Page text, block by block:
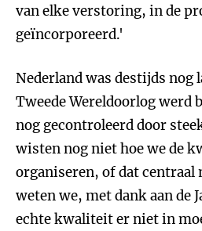
van elke verstoring, in de
geïncorporeerd.'
Nederland was destijds nog
Tweede Wereldoorlog werd
nog gecontroleerd door
wisten nog niet hoe we de
organiseren, of dat centraal
weten we, met dank aan de
echte kwaliteit er niet in